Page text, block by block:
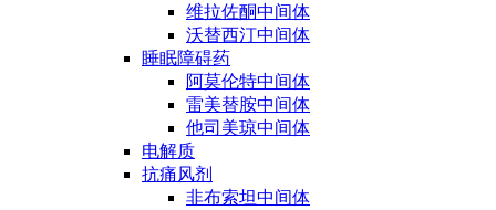
维拉佐酮中间体
沃替西汀中间体
睡眠障碍药
阿莫伦特中间体
雷美替胺中间体
他司美琼中间体
电解质
抗痛风剂
非布索坦中间体